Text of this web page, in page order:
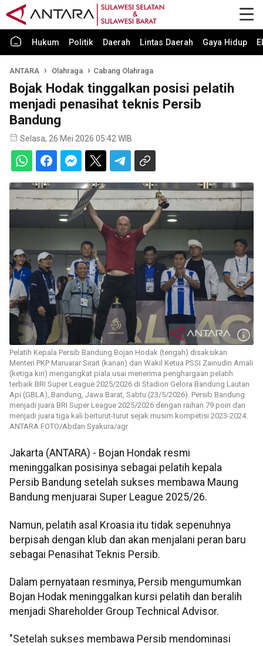
Hukum Politik Daerah Lintas Daerah Gaya Hidup
ANTARA Olahraga Cabang Olahraga
Bojak Hodak tinggalkan posisi pelatih
menjadi penasihat teknis Persib
Bandung
Selasa, 26 Mei 2026 05:42 WIB
Pelatih Kepala Persib Bandung Bojan Hodak (tengah) disaksikan
Menteri PKP Maruarar Sirait (kanan) dan Wakil Ketua PSSI Zainudin Amali
(ketiga kiri) mengangkat piala usai menerima penghargaan pelatih
terbaik BRI Super League 2025/2026 di Stadion Gelora Bandung Lautan
Api (GBLA), Bandung, Jawa Barat, Sabtu (23/5/2026). Persib Bandung
menjadi juara BRI Super League 2025/2026 dengan raihan 79 poin dan
menjadi juara tiga kali berturut-turut sejak musim kompetisi 2023-2024.
ANTARA FOTO/Abdan Syakura/agr
Jakarta (ANTARA) - Bojan Hondak resmi
meninggalkan posisinya sebagai pelatih kepala
Persib Bandung setelah sukses membawa Maung
Bandung menjuarai Super League 2025/26.
Namun, pelatih asal Kroasia itu tidak sepenuhnya
berpisah dengan klub dan akan menjalani peran baru
sebagai Penasihat Teknis Persib.
Dalam pernyataan resminya, Persib mengumumkan
Bojan Hodak meninggalkan kursi pelatih dan beralih
menjadi Shareholder Group Technical Advisor.
"Setelah sukses membawa Persib mendominasi